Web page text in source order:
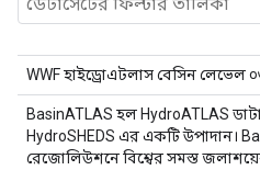
WWF হাইড্রোএটলাস বেসিন লেভেল
BasinATLAS হল HydroATLAS
HydroSHEDS এর একটি উপাদান।
রেজোলিউশনে বিশ্বের সমস্ত